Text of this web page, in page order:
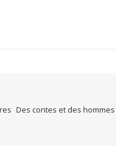
Des contes et des hommes